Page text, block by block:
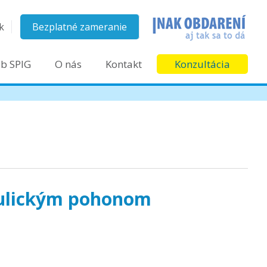
Bezplatné zameranie
SPIG O nás Kontakt Konzultácia
pohonom